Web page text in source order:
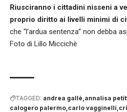
Riusciranno i cittadini nisseni a
proprio diritto ai livelli minimi di
che “l’ardua sentenza” non debba
Foto di Lillo Miccichè
TAGGED: andrea gallè annalisa
calogero palermo carlo vagginelli